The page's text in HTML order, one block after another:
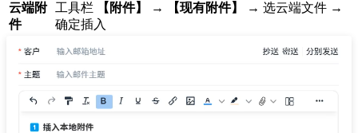
云端附
件
工具栏 【附件】 → 【现有附件】
→ 选云端文件 →
确定插入